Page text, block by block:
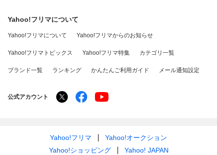
Yahoo!フリマについて
Yahoo!フリマについて Yahoo!フリマからのお知らせ
Yahoo!フリマトピックス Yahoo!フリマ特集 カテゴリ一覧
ブランド一覧 ランキング かんたんご利用ガイド メール通知設定
公式アカウント
Yahoo!フリマ
Yahoo!オークション
Yahoo!ショッピング
Yahoo! JAPAN